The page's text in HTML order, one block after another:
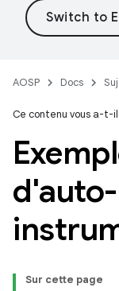
AOSP Docs
Ce contenu vous a-t-
d'auto-
Sur cette page